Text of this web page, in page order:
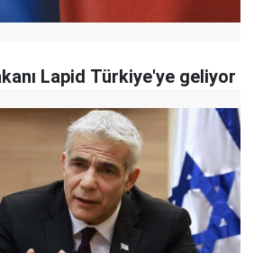
Lapid Türkiye'ye geliyor